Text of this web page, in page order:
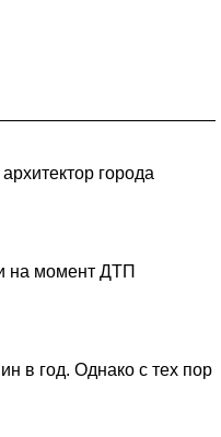
города
на момент ДТП
в год. Однако с тех пор